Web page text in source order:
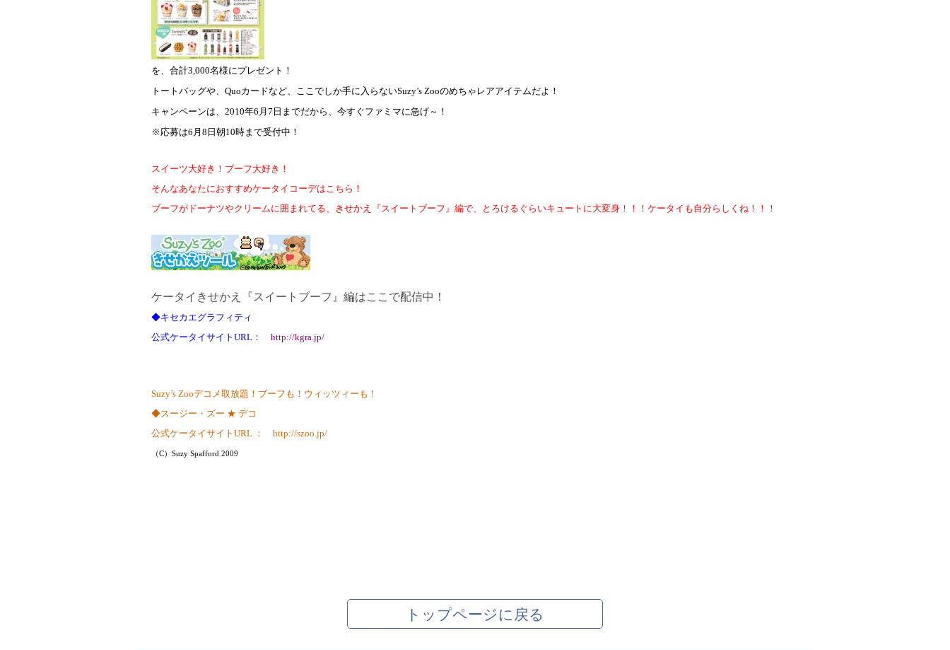
を、合計3,000名様にプレゼント！
トートバッグや、 Quoカードなど、ここでしか手に入らないSuzy’s Zooのめちゃレアアイテムだよ！
キャンペーンは、 2010年6 月 7 日までだから、今すぐファミマに急げ～！
※応募は6 月 8 日朝10時まで受付中！
スイーツ大好き！ブーフ大好き！
そんなあなたにおすすめケータイコーデはこちら！
ブーフがドーナツやクリームに囲まれてる、きせかえ『スイートブーフ』編で、とろけるぐらいキュートに大変身！！！ケータイも自分らしくね！！！
ケータイきせかえ『スイートブーフ』編はここで配信中！
◆キセカエグラフィティ
公式ケータイサイト URL： http://kgra.jp/
Suzy’s Zooデコメ取放題！ブーフも！ウィッツィーも！
◆スージー・ズー ★ デコ
公式ケータイサイト URL ： http://szoo.jp/
（C） Suzy Spafford 2009
トップページに戻る